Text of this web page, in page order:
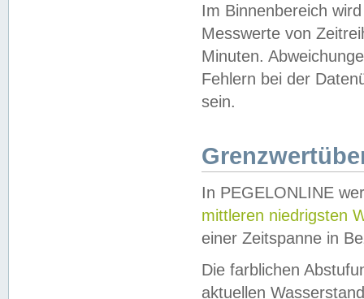
Im Binnenbereich
Messwerte von
Minuten.
Fehlern bei der
sein.
In PEGELONLINE
mittleren niedrigsten
einer Zeitspanne in
Die farblichen
aktuellen